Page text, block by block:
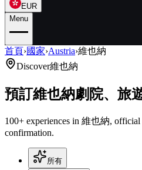
EUR
Menu
首頁›國家›Austria›維也納
Discover維也納
預訂維也納劇院、旅
100+ experiences in 維也納, official
confirmation.
所有